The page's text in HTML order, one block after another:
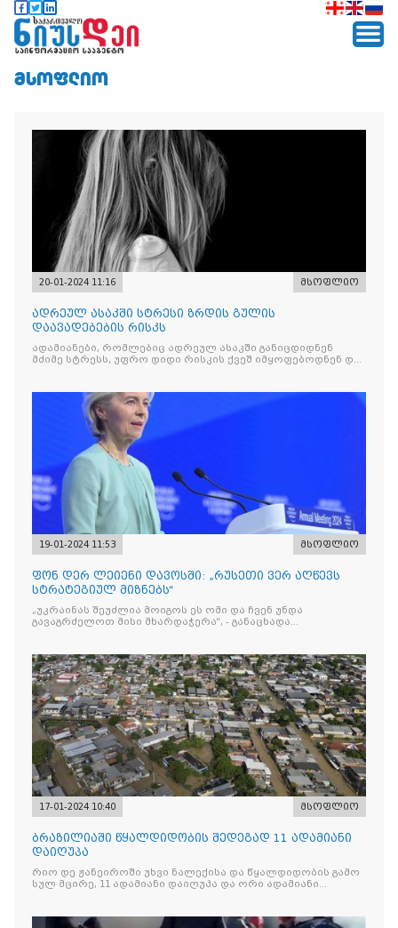
ᲛᲡᲝᲤᲚᲘᲝ
20-01-2024 11:16 მსოფლიო
ადრეულ ასაკში სტრესი ზრდის გულის
დაავადებების რისკს
ადამიანები, რომლებიც ადრეულ ასაკში განიცდიდნენ
მძიმე სტრესს, უფრო დიდი რისკის ქვეშ იმყოფებოდნენ და
19-01-2024 11:53 მსოფლიო
ფონ დერ ლეიენი დავოსში: „რუსეთი ვერ აღწევს
სტრატეგიულ მიზნებს“
„უკრაინას შეუძლია მოიგოს ეს ომი და ჩვენ უნდა
გავაგრძელოთ მისი მხარდაჭერა“, - განაცხადა
17-01-2024 10:40 მსოფლიო
ბრაზილიაში წყალდიდობის შედეგად 11 ადამიანი
დაიღუპა
რიო დე ჟანეიროში უხვი ნალექისა და წყალდიდობის გამო
სულ მცირე, 11 ადამიანი დაიღუპა და ორი ადამიანი